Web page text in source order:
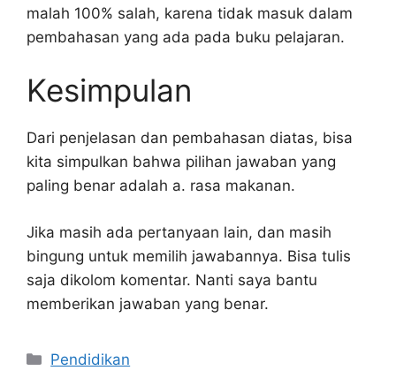
malah 100% salah, karena tidak masuk dalam
pembahasan yang ada pada buku pelajaran.
Kesimpulan
Dari penjelasan dan pembahasan diatas, bisa
kita simpulkan bahwa pilihan jawaban yang
paling benar adalah a. rasa makanan.
Jika masih ada pertanyaan lain, dan masih
bingung untuk memilih jawabannya. Bisa tulis
saja dikolom komentar. Nanti saya bantu
memberikan jawaban yang benar.
Kategori
Pendidikan